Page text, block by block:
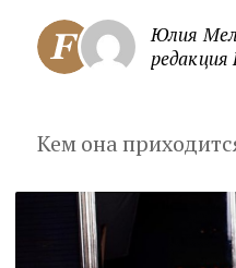
Юлия
редакция
Кем она